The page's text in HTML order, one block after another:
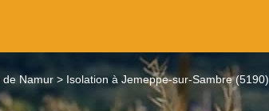
de Namur Isolation à Jemeppe-sur-Sambre (5190)